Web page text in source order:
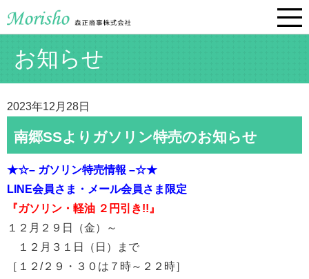
お知らせ
2023年12月28日
南郷SSよりガソリン特売のお知らせ
★☆– ガソリン特売情報 –☆★
LINE会員さま・メール会員さま限定
『ガソリン・軽油 ２円引き!!』
１２月２９日（金）～
１２月３１日（日）まで
［１２/２９・３０は７時～２２時］